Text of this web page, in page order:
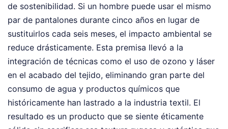
de sostenibilidad. Si un hombre puede usar el mismo
par de pantalones durante cinco años en lugar de
sustituirlos cada seis meses, el impacto ambiental se
reduce drásticamente. Esta premisa llevó a la
integración de técnicas como el uso de ozono y láser
en el acabado del tejido, eliminando gran parte del
consumo de agua y productos químicos que
históricamente han lastrado a la industria textil. El
resultado es un producto que se siente éticamente